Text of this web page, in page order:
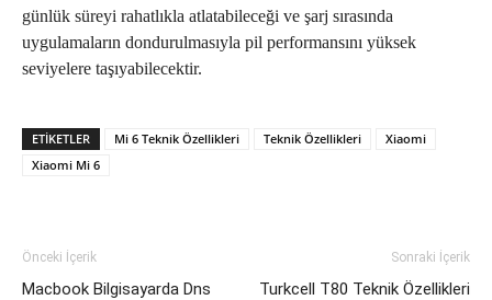
günlük süreyi rahatlıkla atlatabileceği ve şarj sırasında
uygulamaların dondurulmasıyla pil performansını yüksek
seviyelere taşıyabilecektir.
ETIKETLER Mi 6 Teknik Özellikleri Teknik Özellikleri
Xiaomi
Xiaomi Mi 6
Önceki İçerik
Macbook Bilgisayarda Dns
Sonraki İçerik
Turkcell T80 Teknik Özellikleri